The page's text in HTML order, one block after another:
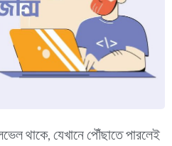
থাকে, যেখানে পৌঁছাতে পারলেই